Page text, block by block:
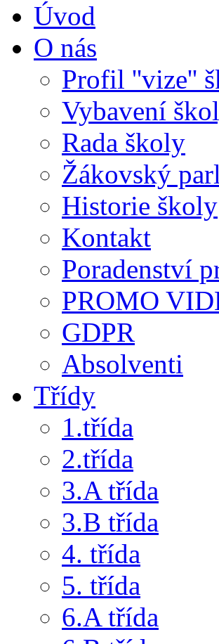
Úvod
O nás
Profil ''vize''
Vybavení
Rada školy
Žákovský
Historie školy
Kontakt
Poradenství
PROMO
GDPR
Absolventi
Třídy
1.třída
2.třída
3.A třída
3.B třída
4. třída
5. třída
6.A třída